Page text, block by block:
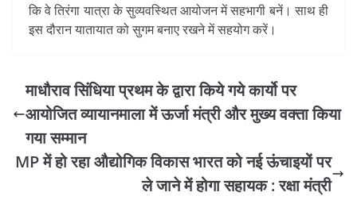
कि वे तिरंगा यात्रा के सुव्यवस्थित आयोजन में सहभागी बनें। साथ ही
इस दौरान यातायात को सुगम बनाए रखने में सहयोग करें।
माधौराव सिंधिया प्रथम के द्वारा किये गये कार्यो पर
आयोजित व्यायानमाला में ऊर्जा मंत्री और मुख्य वक्ता किया
गया सम्मान
MP में हो रहा औद्योगिक विकास भारत को नई ऊंचाइयों पर
ले जाने में होगा सहायक : रक्षा मंत्री